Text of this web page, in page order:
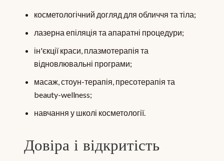
косметологічний догляд для обличчя та тіла;
лазерна епіляція та апаратні процедури;
ін'єкції краси, плазмотерапія та
відновлювальні програми;
масаж, стоун-терапія, пресотерапія та
beauty-wellness;
навчання у школі косметології.
Довіра і відкритість